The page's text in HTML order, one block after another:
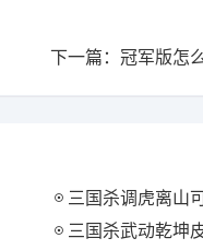
三国杀调虎离山可以
三国杀武动乾坤皮肤漂流